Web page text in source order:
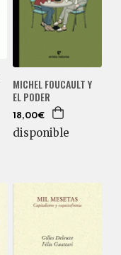
MICHEL FOUCAULT Y
EL PODER
18,00€
disponible